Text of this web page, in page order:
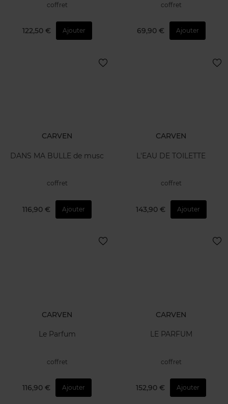
coffret
122,50 € Ajouter
coffret
69,90 € Ajouter
CARVEN
DANS MA BULLE de musc
coffret
116,90 € Ajouter
CARVEN
L'EAU DE TOILETTE
coffret
143,90 € Ajouter
CARVEN
Le Parfum
coffret
116,90 € Ajouter
CARVEN
LE PARFUM
coffret
152,90 € Ajouter